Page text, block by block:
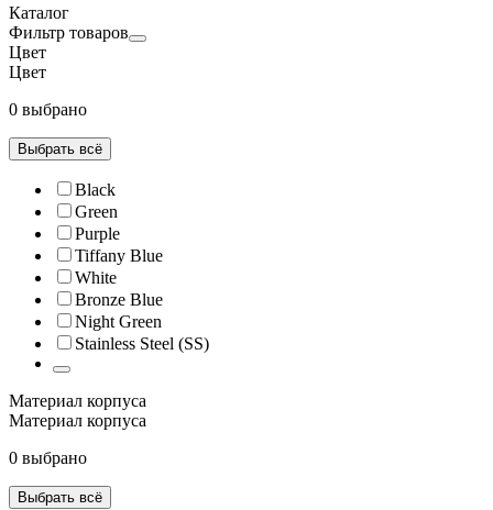
Каталог
Фильтр товаров
Цвет
Цвет
0 выбрано
Выбрать всё
Black
Green
Purple
Tiffany Blue
White
Bronze Blue
Night Green
Stainless Steel (SS)
Материал корпуса
Материал корпуса
0 выбрано
Выбрать всё